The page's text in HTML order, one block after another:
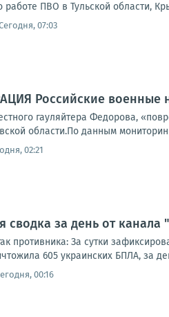
работе ПВО в Тульской области,
07:03
Российские военные
гауляйтера Федорова,
области.По данным
02:21
сводка за день от канала
противника: За сутки
605 украинских БПЛА, за
00:16